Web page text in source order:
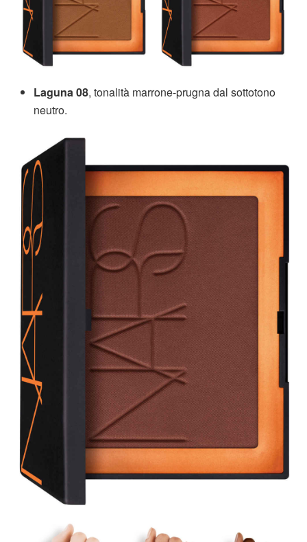
Laguna 08, tonalità marrone-prugna dal sottotono
neutro.